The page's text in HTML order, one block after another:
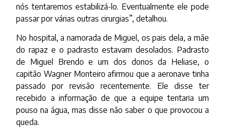
nós tentaremos estabilizá-lo. Eventualmente ele pode
passar por várias outras cirurgias”, detalhou.
No hospital, a namorada de Miguel, os pais dela, a mãe
do rapaz e o padrasto estavam desolados. Padrasto
de Miguel Brendo e um dos donos da Heliase, o
capitão Wagner Monteiro afirmou que a aeronave tinha
passado por revisão recentemente. Ele disse ter
recebido a informação de que a equipe tentaria um
pouso na água, mas disse não saber o que provocou a
queda.